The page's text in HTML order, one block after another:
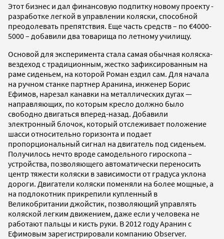
Этот бизнес и дал финансовую подпитку новому проекту -
разработке легкой в управлении коляски, способной
преодолевать препятствия. Еще часть средств – по €4000-
5000 – добавили два товарища по летному училищу.
Основой для эксперимента стала самая обычная коляска-
вездеход с традиционным, жестко зафиксированным на
раме сиденьем, на которой Роман ездил сам. Для начала
на ручном станке партнер Аранина, инженер Борис
Ефимов, нарезал канавки на металлических дугах —
направляющих, по которым кресло должно было
свободно двигаться вперед-назад. Добавили
электронный блочок, который отслеживает положение
шасси относительно горизонта и подает
пропорциональный сигнал на двигатель под сиденьем.
Получилось нечто вроде самодельного гироскопа –
устройства, позволяющего автоматически переносить
центр тяжести коляски в зависимости от градуса уклона
дороги. Двигатели коляски поменяли на более мощные, а
на подлокотник прикрепили купленный в
Великобритании джойстик, позволяющий управлять
коляской легким движением, даже если у человека не
работают пальцы и кисть руки. В 2012 году Аранин с
Ефимовым зарегистрировали компанию Observer.